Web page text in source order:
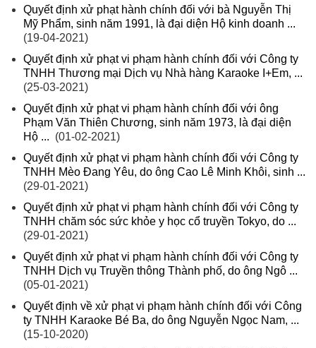
Quyết định xử phạt hành chính đối với bà Nguyễn Thị
Mỹ Phẩm, sinh năm 1991, là đại diện Hộ kinh doanh ...
(19-04-2021)
Quyết định xử phạt vi phạm hành chính đối với Công ty
TNHH Thương mại Dịch vụ Nhà hàng Karaoke I+Em, ...
(25-03-2021)
Quyết định xử phạt vi phạm hành chính đối với ông
Phạm Văn Thiên Chương, sinh năm 1973, là đại diện
Hộ ... (01-02-2021)
Quyết định xử phạt vi phạm hành chính đối với Công ty
TNHH Mèo Đang Yêu, do ông Cao Lê Minh Khôi, sinh ...
(29-01-2021)
Quyết định xử phạt vi phạm hành chính đối với Công ty
TNHH chăm sóc sức khỏe y học cổ truyền Tokyo, do ...
(29-01-2021)
Quyết định xử phạt vi phạm hành chính đối với Công ty
TNHH Dịch vụ Truyền thông Thành phố, do ông Ngô ...
(05-01-2021)
Quyết định về xử phạt vi phạm hành chính đối với Công
ty TNHH Karaoke Bé Ba, do ông Nguyễn Ngọc Nam, ...
(15-10-2020)